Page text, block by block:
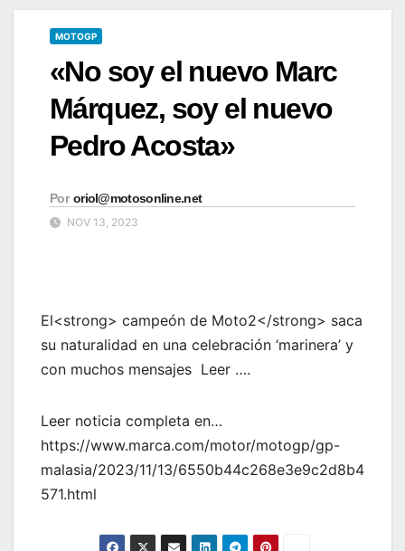
MOTOGP
«No soy el nuevo Marc
Márquez, soy el nuevo
Pedro Acosta»
Por oriol@motosonline.net
NOV 13, 2023
El<strong> campeón de Moto2</strong> saca
su naturalidad en una celebración ‘marinera’ y
con muchos mensajes Leer ….
Leer noticia completa en…
https://www.marca.com/motor/motogp/gp-
malasia/2023/11/13/6550b44c268e3e9c2d8b4
571.html